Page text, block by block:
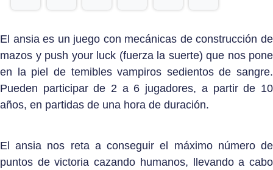
El ansia es un juego con mecánicas de construcción de
mazos y push your luck (fuerza la suerte) que nos pone
en la piel de temibles vampiros sedientos de sangre.
Pueden participar de 2 a 6 jugadores, a partir de 10
años, en partidas de una hora de duración.
El ansia nos reta a conseguir el máximo número de
puntos de victoria cazando humanos, llevando a cabo